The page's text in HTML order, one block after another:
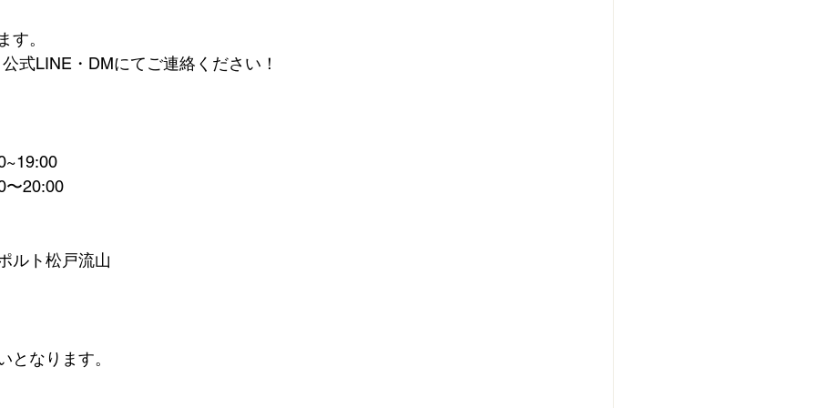
。
式LINE・DMにてご連絡ください！
〜20:00
ルト松戸流山
となります。